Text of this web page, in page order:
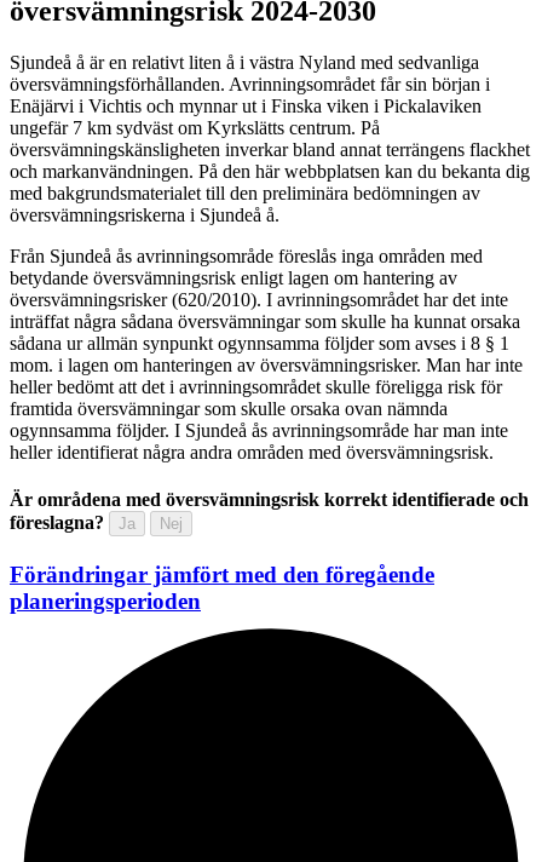
översvämningsrisk 2024-2030
Sjundeå å är en relativt liten å i västra Nyland med sedvanliga
översvämningsförhållanden. Avrinningsområdet får sin början i
Enäjärvi i Vichtis och mynnar ut i Finska viken i Pickalaviken
ungefär 7 km sydväst om Kyrkslätts centrum. På
översvämningskänsligheten inverkar bland annat terrängens flackhet
och markanvändningen. På den här webbplatsen kan du bekanta dig
med bakgrundsmaterialet till den preliminära bedömningen av
översvämningsriskerna i Sjundeå å.
Från Sjundeå ås avrinningsområde föreslås inga områden med
betydande översvämningsrisk enligt lagen om hantering av
översvämningsrisker (620/2010). I avrinningsområdet har det inte
inträffat några sådana översvämningar som skulle ha kunnat orsaka
sådana ur allmän synpunkt ogynnsamma följder som avses i 8 § 1
mom. i lagen om hanteringen av översvämningsrisker. Man har inte
heller bedömt att det i avrinningsområdet skulle föreligga risk för
framtida översvämningar som skulle orsaka ovan nämnda
ogynnsamma följder. I Sjundeå ås avrinningsområde har man inte
heller identifierat några andra områden med översvämningsrisk.
Är områdena med översvämningsrisk korrekt identifierade och
föreslagna?
Ja Nej
Förändringar jämfört med den föregående
planeringsperioden